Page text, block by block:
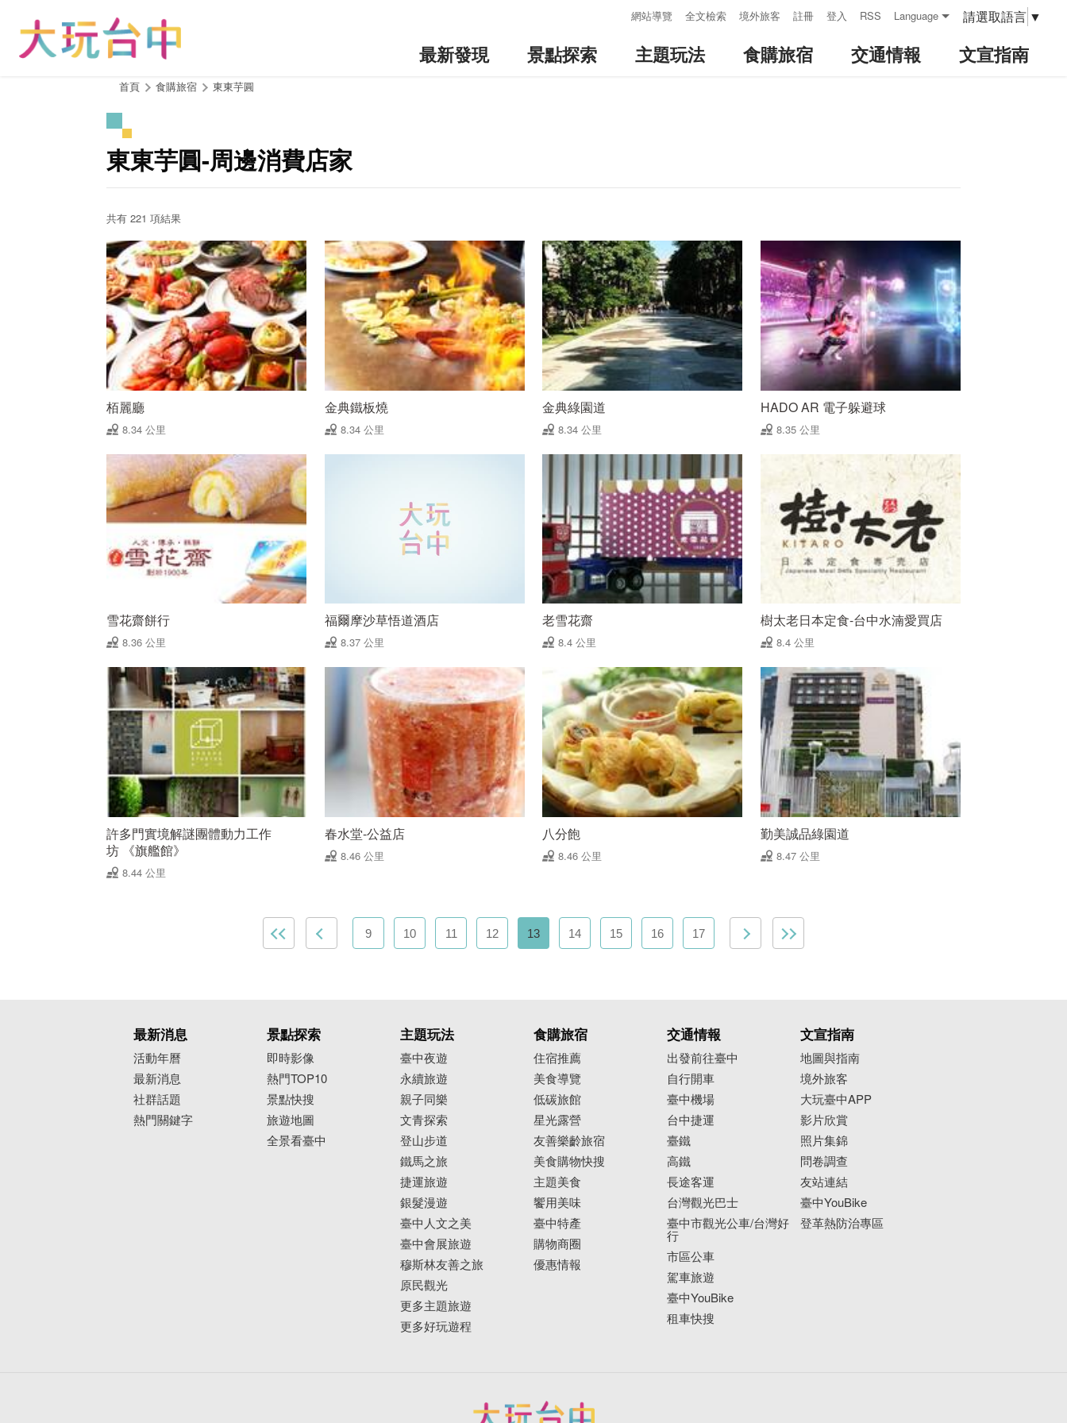
網站導覽 全文檢索 境外旅客 註冊 登入 RSS Language 請選取語言 ▼
最新發現 景點探索 主題玩法 食購旅宿 交通情報 文宣指南
首頁 食購旅宿 東東芋圓
東東芋圓-周邊消費店家
共有 221 項結果
栢麗廳
8.34 公里
金典鐵板燒
8.34 公里
金典綠園道
8.34 公里
HADO AR 電子躲避球
8.35 公里
雪花齋餅行
8.36 公里
福爾摩沙草悟道酒店
8.37 公里
老雪花齋
8.4 公里
樹太老日本定食-台中水湳愛買店
8.4 公里
許多門實境解謎團體動力工作
坊 《旗艦館》
8.44 公里
春水堂-公益店
8.46 公里
八分飽
8.46 公里
勤美誠品綠園道
8.47 公里
9 10 11 12 13 14 15 16 17
最新消息
活動年曆
最新消息
社群話題
熱門關鍵字
景點探索
即時影像
熱門TOP10
景點快搜
旅遊地圖
全景看臺中
主題玩法
臺中夜遊
永續旅遊
親子同樂
文青探索
登山步道
鐵馬之旅
捷運旅遊
銀髮漫遊
臺中人文之美
臺中會展旅遊
穆斯林友善之旅
原民觀光
更多主題旅遊
更多好玩遊程
食購旅宿
住宿推薦
美食導覽
低碳旅館
星光露營
友善樂齡旅宿
美食購物快搜
主題美食
饗用美味
臺中特產
購物商圈
優惠情報
交通情報
出發前往臺中
自行開車
臺中機場
台中捷運
臺鐵
高鐵
長途客運
台灣觀光巴士
臺中市觀光公車/台灣好
行
市區公車
駕車旅遊
臺中YouBike
租車快搜
文宣指南
地圖與指南
境外旅客
大玩臺中APP
影片欣賞
照片集錦
問卷調查
友站連結
臺中YouBike
登革熱防治專區